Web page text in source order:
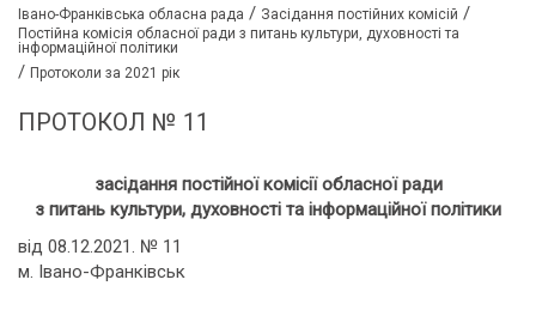
Івано-Франківська обласна рада / Засідання постійних комісій /
Постійна комісія обласної ради з питань культури, духовності та
інформаційної політики
/ Протоколи за 2021 рік
ПРОТОКОЛ № 11
засідання постійної комісії обласної ради
з питань культури, духовності та інформаційної політики
від 08.12.2021. № 11
м. Івано-Франківськ